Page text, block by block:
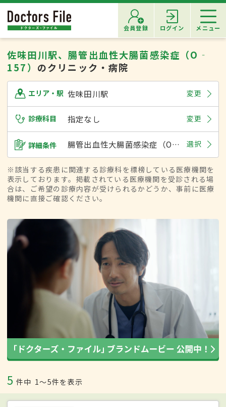
会員登録 ログイン メニュー
佐味田川駅、腸管出血性大腸菌感染症（O‐
157） のクリニック・病院
エリア・駅 佐味田川駅 変更
診療科目 指定なし 変更
詳細条件 腸管出血性大腸菌感染症（O‐157） 選択
※該当する疾患に関連する診療科を標榜している医療機関を
表示しております。掲載されている医療機関を受診される場
合は、ご希望の診療内容が受けられるかどうか、事前に医療
機関に直接ご確認ください。
5 件中 1〜5件を表示